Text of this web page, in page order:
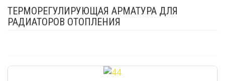
ТЕРМОРЕГУЛИРУЮЩАЯ АРМАТУРА ДЛЯ
РАДИАТОРОВ ОТОПЛЕНИЯ